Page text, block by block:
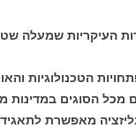
העיקריות שמעלה
הטכנולוגיות
מכל הסוגים במדינות
מאפשרת